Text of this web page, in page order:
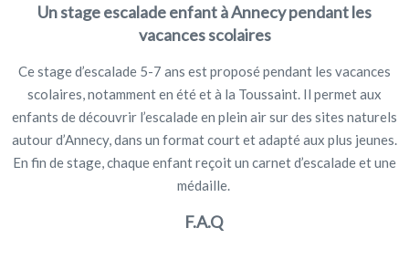
Un stage escalade enfant à Annecy pendant les
vacances scolaires
Ce stage d’escalade 5-7 ans est proposé pendant les vacances
scolaires, notamment en été et à la Toussaint. Il permet aux
enfants de découvrir l’escalade en plein air sur des sites naturels
autour d’Annecy, dans un format court et adapté aux plus jeunes.
En fin de stage, chaque enfant reçoit un carnet d’escalade et une
médaille.
F.A.Q